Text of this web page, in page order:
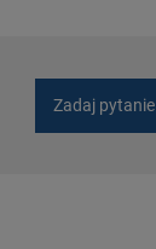
Zadaj pytanie